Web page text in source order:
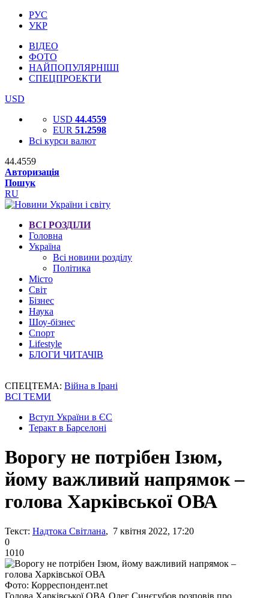
РУС
УКР
ВІДЕО
ФОТО
НАЙПОПУЛЯРНІШІ
СПЕЦПРОЕКТИ
USD
USD 44.4559
EUR 51.2598
Всі курси валют
44.4559
Авторизація
Пошук
RU
ВСІ РОЗДІЛИ
Головна
Україна
Всі новини розділу
Політика
Місто
Світ
Бізнес
Наука
Шоу-бізнес
Спорт
Lifestyle
БЛОГИ ЧИТАЧІВ
СПЕЦТЕМА: Війна в Ірані
ВСІ ТЕМИ
Вступ України в ЄС
Теракт в Барселоні
Ворогу не потрібен Ізюм,
йому важливий напрямок –
голова Харківської ОВА
Текст: Надтока Світлана, 7 квітня 2022, 17:20
0
1010
Фото: Корреспондент.net
Голова Харківської ОВА Олег Синєгубов розповів про